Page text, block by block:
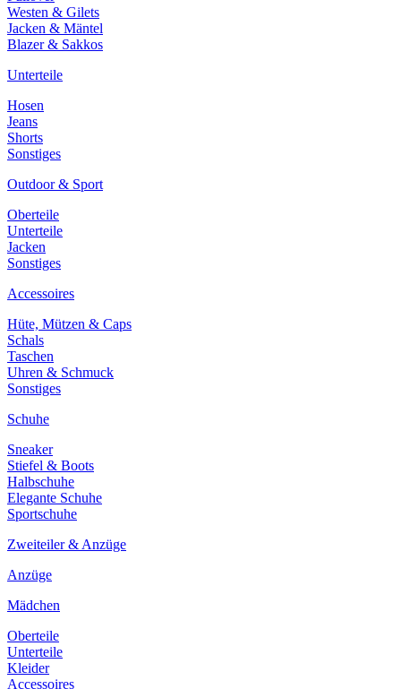
Westen & Gilets
Jacken & Mäntel
Blazer & Sakkos
Unterteile
Hosen
Jeans
Shorts
Sonstiges
Outdoor & Sport
Oberteile
Unterteile
Jacken
Sonstiges
Accessoires
Hüte, Mützen & Caps
Schals
Taschen
Uhren & Schmuck
Sonstiges
Schuhe
Sneaker
Stiefel & Boots
Halbschuhe
Elegante Schuhe
Sportschuhe
Zweiteiler & Anzüge
Anzüge
Mädchen
Oberteile
Unterteile
Kleider
Accessoires